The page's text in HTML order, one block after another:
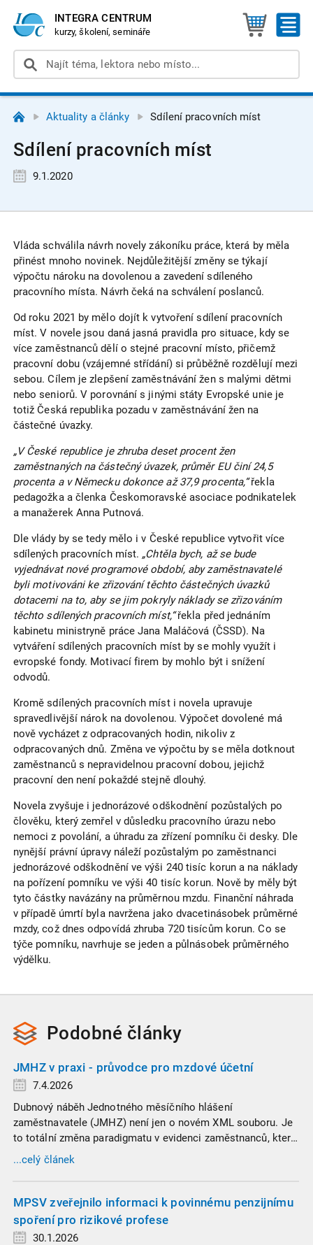
INTEGRA CENTRUM
kurzy, školení, semináře
Aktuality a články Sdílení pracovních míst
Sdílení pracovních míst
9.1.2020
Vláda schválila návrh novely zákoníku práce, která by měla
přinést mnoho novinek. Nejdůležitější změny se týkají
výpočtu nároku na dovolenou a zavedení sdíleného
pracovního místa. Návrh čeká na schválení poslanců.
Od roku 2021 by mělo dojít k vytvoření sdílení pracovních
míst. V novele jsou daná jasná pravidla pro situace, kdy se
více zaměstnanců dělí o stejné pracovní místo, přičemž
pracovní dobu (vzájemné střídání) si průběžně rozdělují mezi
sebou. Cílem je zlepšení zaměstnávání žen s malými dětmi
nebo seniorů. V porovnání s jinými státy Evropské unie je
totiž Česká republika pozadu v zaměstnávání žen na
částečné úvazky.
„V České republice je zhruba deset procent žen
zaměstnaných na částečný úvazek, průměr EU činí 24,5
procenta a v Německu dokonce až 37,9 procenta,“řekla
pedagožka a členka Českomoravské asociace podnikatelek
a manažerek Anna Putnová.
Dle vlády by se tedy mělo i v České republice vytvořit více
sdílených pracovních míst. „Chtěla bych, až se bude
vyjednávat nové programové období, aby zaměstnavatelé
byli motivováni ke zřizování těchto částečných úvazků
dotacemi na to, aby se jim pokryly náklady se zřizováním
těchto sdílených pracovních míst,“řekla před jednáním
kabinetu ministryně práce Jana Maláčová (ČSSD). Na
vytváření sdílených pracovních míst by se mohly využít i
evropské fondy. Motivací firem by mohlo být i snížení
odvodů.
Kromě sdílených pracovních míst i novela upravuje
spravedlivější nárok na dovolenou. Výpočet dovolené má
nově vycházet z odpracovaných hodin, nikoliv z
odpracovaných dnů. Změna ve výpočtu by se měla dotknout
zaměstnanců s nepravidelnou pracovní dobou, jejichž
pracovní den není pokaždé stejně dlouhý.
Novela zvyšuje i jednorázové odškodnění pozůstalých po
člověku, který zemřel v důsledku pracovního úrazu nebo
nemoci z povolání, a úhradu za zřízení pomníku či desky. Dle
nynější právní úpravy náleží pozůstalým po zaměstnanci
jednorázové odškodnění ve výši 240 tisíc korun a na náklady
na pořízení pomníku ve výši 40 tisíc korun. Nově by měly být
tyto částky navázány na průměrnou mzdu. Finanční náhrada
v případě úmrtí byla navržena jako dvacetinásobek průměrné
mzdy, což dnes odpovídá zhruba 720 tisícům korun. Co se
týče pomníku, navrhuje se jeden a půlnásobek průměrného
výdělku.
Podobné články
JMHZ v praxi - průvodce pro mzdové účetní
7.4.2026
Dubnový náběh Jednotného měsíčního hlášení
zaměstnavatele (JMHZ) není jen o novém XML souboru. Je
to totální změna paradigmatu v evidenci zaměstnanců, která
propojuje sociální správu, finanční úřady a úřady práce do
jednoho nekompromisního celku
...celý článek
MPSV zveřejnilo informaci k povinnému penzijnímu
spoření pro rizikové profese
30.1.2026